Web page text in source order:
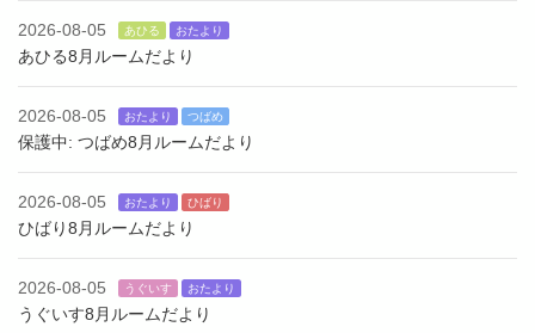
2026-08-05 あひる おたより
あひる8月ルームだより
2026-08-05 おたより つばめ
保護中: つばめ8月ルームだより
2026-08-05 おたより ひばり
ひばり8月ルームだより
2026-08-05 うぐいす おたより
うぐいす8月ルームだより